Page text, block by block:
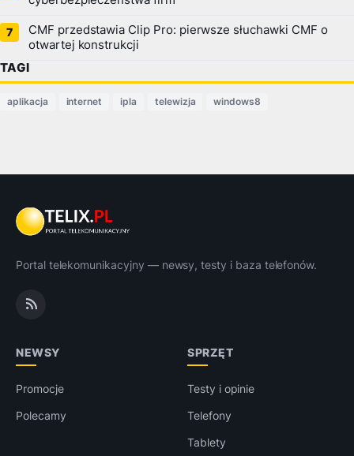
CMF przedstawia Clip Pro: pierwsze słuchawki CMF o
otwartej konstrukcji
TAGI
aplikacja internet ipla telewizja windows8
Portal telekomunikacyjny — newsy, testy i baza telefonów.
NEWSY
Promocje
Polecamy
SPRZĘT
Testy i opinie
Telefony
Tablety